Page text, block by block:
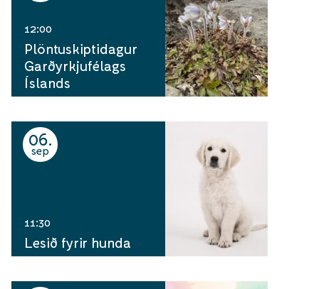
12:00
Plöntuskiptidagur
Garðyrkjufélags
Íslands
06
sep
11:30
Lesið fyrir hunda